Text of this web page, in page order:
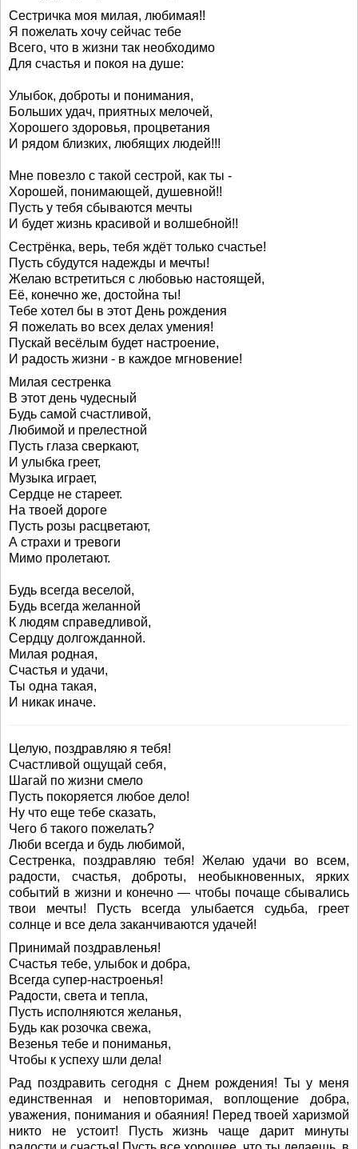
Сестричка моя милая, любимая!!
Я пожелать хочу сейчас тебе
Всего, что в жизни так необходимо
Для счастья и покоя на душе:
Улыбок, доброты и понимания,
Больших удач, приятных мелочей,
Хорошего здоровья, процветания
И рядом близких, любящих людей!!!
Мне повезло с такой сестрой, как ты -
Хорошей, понимающей, душевной!!
Пусть у тебя сбываются мечты
И будет жизнь красивой и волшебной!!
Сестрёнка, верь, тебя ждёт только счастье!
Пусть сбудутся надежды и мечты!
Желаю встретиться с любовью настоящей,
Её, конечно же, достойна ты!
Тебе хотел бы в этот День рождения
Я пожелать во всех делах умения!
Пускай весёлым будет настроение,
И радость жизни - в каждое мгновение!
Милая сестренка
В этот день чудесный
Будь самой счастливой,
Любимой и прелестной
Пусть глаза сверкают,
И улыбка греет,
Музыка играет,
Сердце не стареет.
На твоей дороге
Пусть розы расцветают,
А страхи и тревоги
Мимо пролетают.
Будь всегда веселой,
Будь всегда желанной
К людям справедливой,
Сердцу долгожданной.
Милая родная,
Счастья и удачи,
Ты одна такая,
И никак иначе.
Целую, поздравляю я тебя!
Счастливой ощущай себя,
Шагай по жизни смело
Пусть покоряется любое дело!
Ну что еще тебе сказать,
Чего б такого пожелать?
Люби всегда и будь любимой,
Сестренка, поздравляю тебя! Желаю удачи во всем,
радости, счастья, доброты, необыкновенных, ярких
событий в жизни и конечно — чтобы почаще сбывались
твои мечты! Пусть всегда улыбается судьба, греет
солнце и все дела заканчиваются удачей!
Принимай поздравленья!
Счастья тебе, улыбок и добра,
Всегда супер-настроенья!
Радости, света и тепла,
Пусть исполняются желанья,
Будь как розочка свежа,
Везенья тебе и пониманья,
Чтобы к успеху шли дела!
Рад поздравить сегодня с Днем рождения! Ты у меня
единственная и неповторимая, воплощение добра,
уважения, понимания и обаяния! Перед твоей харизмой
никто не устоит! Пусть жизнь чаще дарит минуты